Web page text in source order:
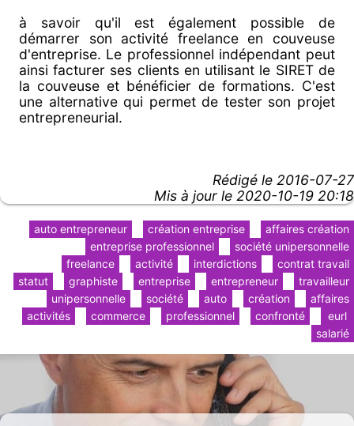
à savoir qu'il est également possible de
démarrer son activité freelance en couveuse
d'entreprise. Le professionnel indépendant peut
ainsi facturer ses clients en utilisant le SIRET de
la couveuse et bénéficier de formations. C'est
une alternative qui permet de tester son projet
entrepreneurial.
Rédigé le 2016-07-27
Mis à jour le 2020-10-19 20:18
affaires création
création entreprise
auto entrepreneur
société unipersonnelle
entreprise professionnel
contrat travail
interdictions
activité
freelance
travailleur
entrepreneur
entreprise
graphiste
statut
affaires
création
auto
société
unipersonnelle
eurl
confronté
professionnel
commerce
activités
salarié